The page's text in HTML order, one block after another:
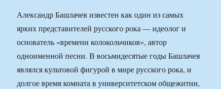
Александр Башлачев известен как один из самых
ярких представителей русского рока — идеолог и
основатель «времени колокольчиков», автор
одноименной песни. В восьмидесятые годы Башлачев
являлся культовой фигурой в мире русского рока, и
долгое время комната в университетском общежитии,